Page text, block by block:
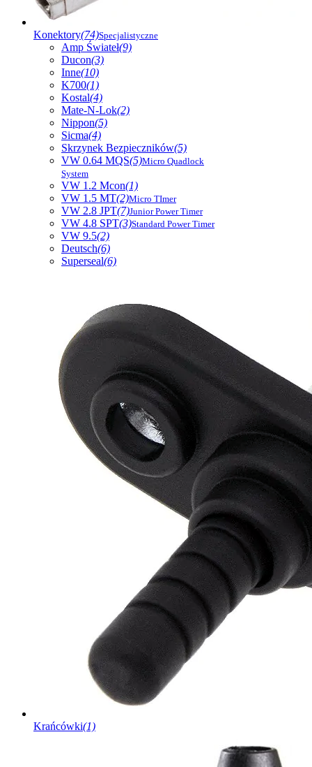
Konektory(74)Specjalistyczne
Amp Świateł(9)
Ducon(3)
Inne(10)
K700(1)
Kostal(4)
Mate-N-Lok(2)
Nippon(5)
Sicma(4)
Skrzynek Bezpieczników(5)
VW 0.64 MQS(5)Micro Quadlock
System
VW 1.2 Mcon(1)
VW 1.5 MT(2)Micro TImer
VW 2.8 JPT(7)Junior Power Timer
VW 4.8 SPT(3)Standard Power Timer
VW 9.5(2)
Deutsch(6)
Superseal(6)
Krańcówki(1)